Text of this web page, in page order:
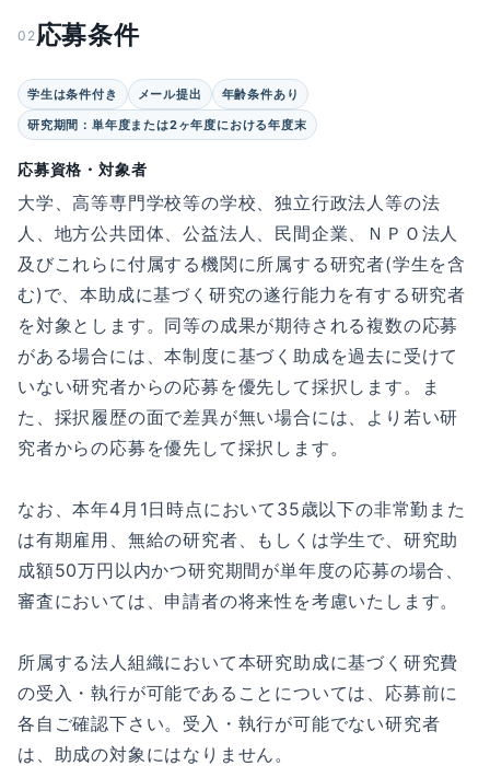
02 応募条件
学生は条件付き メール提出
年齢条件あり
研究期間：単年度または2ヶ年度における年度末
応募資格・対象者
大学、高等専門学校等の学校、独立行政法人等の法
人、地方公共団体、公益法人、民間企業、ＮＰＯ法人
及びこれらに付属する機関に所属する研究者(学生を含
む)で、本助成に基づく研究の遂行能力を有する研究者
を対象とします。同等の成果が期待される複数の応募
がある場合には、本制度に基づく助成を過去に受けて
いない研究者からの応募を優先して採択します。ま
た、採択履歴の面で差異が無い場合には、より若い研
究者からの応募を優先して採択します。
なお、本年4月1日時点において35歳以下の非常勤また
は有期雇用、無給の研究者、もしくは学生で、研究助
成額50万円以内かつ研究期間が単年度の応募の場合、
審査においては、申請者の将来性を考慮いたします。
所属する法人組織において本研究助成に基づく研究費
の受入・執行が可能であることについては、応募前に
各自ご確認下さい。受入・執行が可能でない研究者
は、助成の対象にはなりません。